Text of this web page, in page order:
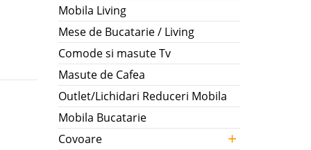
Mobila Living
Mese de Bucatarie / Living
Comode si masute Tv
Masute de Cafea
Outlet/Lichidari Reduceri Mobila
Mobila Bucatarie
Covoare
+